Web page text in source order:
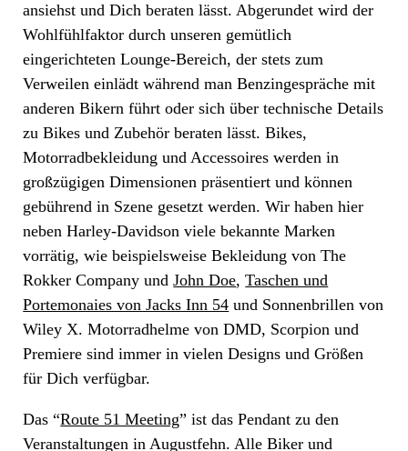
ansiehst und Dich beraten lässt. Abgerundet wird der
Wohlfühlfaktor durch unseren gemütlich
eingerichteten Lounge-Bereich, der stets zum
Verweilen einlädt während man Benzingespräche mit
anderen Bikern führt oder sich über technische Details
zu Bikes und Zubehör beraten lässt. Bikes,
Motorradbekleidung und Accessoires werden in
großzügigen Dimensionen präsentiert und können
gebührend in Szene gesetzt werden. Wir haben hier
neben Harley-Davidson viele bekannte Marken
vorrätig, wie beispielsweise Bekleidung von The
Rokker Company undJohn Doe,Taschen und
Portemonaies von Jacks Inn 54 und Sonnenbrillen von
Wiley X. Motorradhelme von DMD, Scorpion und
Premiere sind immer in vielen Designs und Größen
für Dich verfügbar.
Das “Route 51 Meeting” ist das Pendant zu den
Veranstaltungen in Augustfehn. Alle Biker und